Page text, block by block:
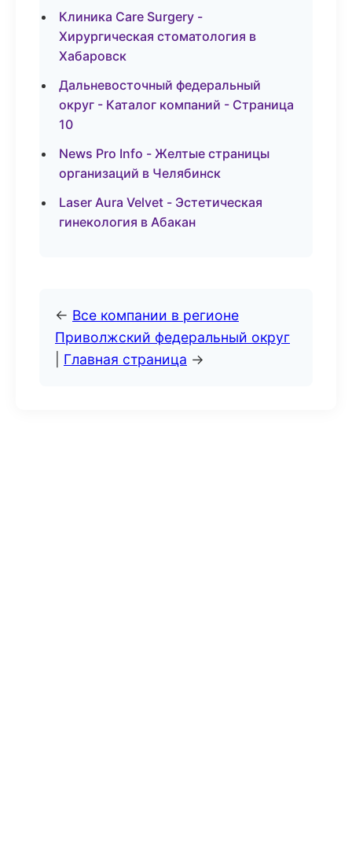
Клиника Care Surgery -
Хирургическая стоматология в
Хабаровск
Дальневосточный федеральный
округ - Каталог компаний - Страница
10
News Pro Info - Желтые страницы
организаций в Челябинск
Laser Aura Velvet - Эстетическая
гинекология в Абакан
← Все компании в регионе
Приволжский федеральный округ
Главная страница →